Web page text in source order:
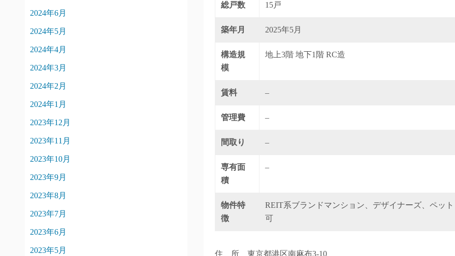
総戸数 15戸
築年月 2025年5月
構造規
模
地上3階 地下1階 RC造
賃料 –
管理費 –
間取り –
専有面
積
–
物件特
徴
REIT系ブランドマンション、デザイナーズ、ペット
可
住 所 東京都港区南麻布3-10
2024年6月
2024年5月
2024年4月
2024年3月
2024年2月
2024年1月
2023年12月
2023年11月
2023年10月
2023年9月
2023年8月
2023年7月
2023年6月
2023年5月